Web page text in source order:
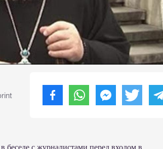
беседе с журналистами перед входом в